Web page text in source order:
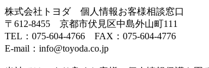
株式会社トヨダ 個人情報お客様相談窓口
〒612-8455 京都市伏見区中島外山町111
TEL：075-604-4766 FAX：075-604-4776
E-mail：info@toyoda.co.jp